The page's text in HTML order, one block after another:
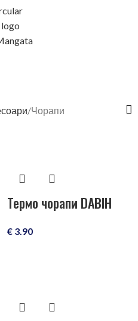
Чорапи
Термо чорапи DABIH
€ 3.90